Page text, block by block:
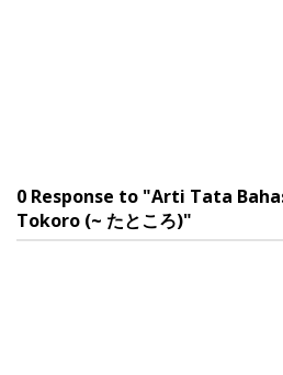
0 Response to "Arti Tata
Tokoro (~ たところ)"